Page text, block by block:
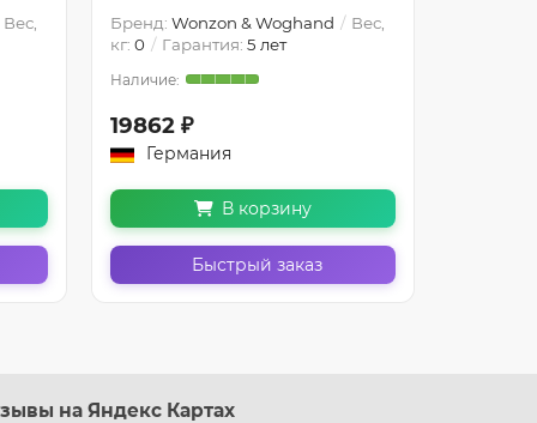
Вес,
Бренд: Wonzon & Woghand
Вес,
кг: 0 Гарантия: 5 лет
19862 ₽
Германия
В корзину
Быстрый заказ
на Яндекс Картах